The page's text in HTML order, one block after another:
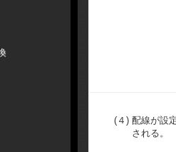
(４) 配線が設
される。